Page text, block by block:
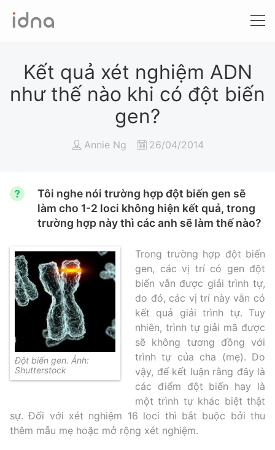
Xét nghiệm ADN
Sàng lọc trước sinh
Tầm soát ung thư
Làm khai sinh
Xét nghiệm động vật
Kết quả xét nghiệm ADN
như thế nào khi có đột biến
gen?
Annie Ng 26/04/2014
Tôi nghe nói trường hợp đột biến gen sẽ
làm cho 1-2 loci không hiện kết quả, trong
trường hợp này thì các anh sẽ làm thế nào?
Đột biến gen. Ảnh:
Shutterstock
Trong trường hợp đột biến
gen, các vị trí có gen đột
biến vẫn được giải trình tự,
do đó, các vị trí này vẫn có
kết quả giải trình tự. Tuy
nhiên, trình tự giải mã được
sẽ không tương đồng với
trình tự của cha (mẹ). Do
vậy, để kết luận rằng đây là
các điểm đột biến hay là
một trình tự khác biệt thật
sự. Đối với xét nghiệm 16 loci thì bắt buộc bởi thu
thêm mẫu mẹ hoặc mở rộng xét nghiệm.